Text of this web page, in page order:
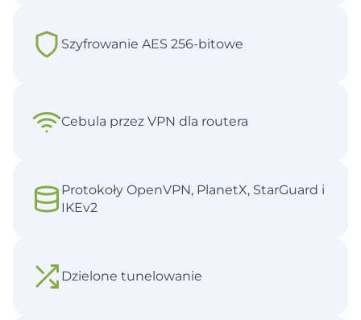
Szyfrowanie AES 256-bitowe
Cebula przez VPN dla routera
Protokoły OpenVPN, PlanetX, StarGuard i
IKEv2
Dzielone tunelowanie